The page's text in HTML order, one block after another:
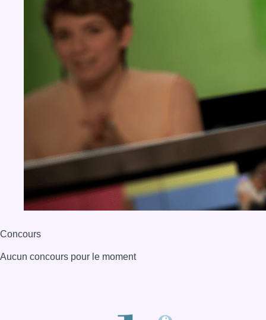
Concours
Aucun concours pour le moment